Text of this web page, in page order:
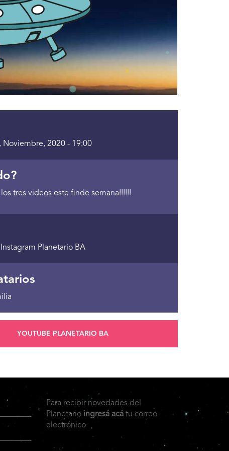
Noviembre, 2020 - 19:00
tres videos este finde semana!!!!!!
Planetario BA
YOUTUBE PLANETARIO BA
Para recibir novedades del
Planetario ingresá acá tu correo
electrónico